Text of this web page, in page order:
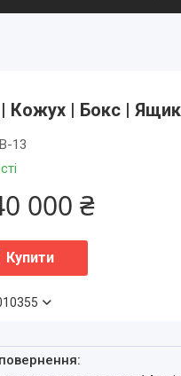
Кожух | Бокс |
13
000 ₴
Купити